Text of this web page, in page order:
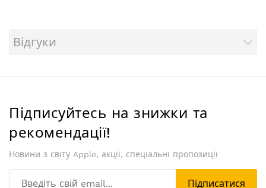
Відгуки
Підписуйтесь на знижки та
рекомендації!
Новини з світу Apple, акції, спеціальні пропозиції
Підписатися